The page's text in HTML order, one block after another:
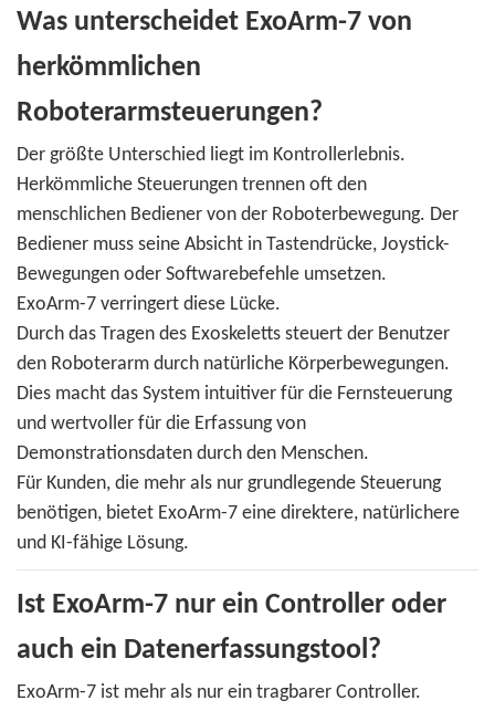
Was unterscheidet ExoArm-7 von
herkömmlichen
Roboterarmsteuerungen?
Der größte Unterschied liegt im Kontrollerlebnis.
Herkömmliche Steuerungen trennen oft den
menschlichen Bediener von der Roboterbewegung. Der
Bediener muss seine Absicht in Tastendrücke, Joystick-
Bewegungen oder Softwarebefehle umsetzen.
ExoArm-7 verringert diese Lücke.
Durch das Tragen des Exoskeletts steuert der Benutzer
den Roboterarm durch natürliche Körperbewegungen.
Dies macht das System intuitiver für die Fernsteuerung
und wertvoller für die Erfassung von
Demonstrationsdaten durch den Menschen.
Für Kunden, die mehr als nur grundlegende Steuerung
benötigen, bietet ExoArm-7 eine direktere, natürlichere
und KI-fähige Lösung.
Ist ExoArm-7 nur ein Controller oder
auch ein Datenerfassungstool?
ExoArm-7 ist mehr als nur ein tragbarer Controller.